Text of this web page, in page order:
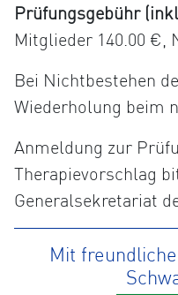
Prüfungsgebühr
Mitglieder 140.00 €,
Bei Nichtbestehen
Wiederholung beim
Anmeldung zur
Therapievorschlag
Generalsekretariat
Mit